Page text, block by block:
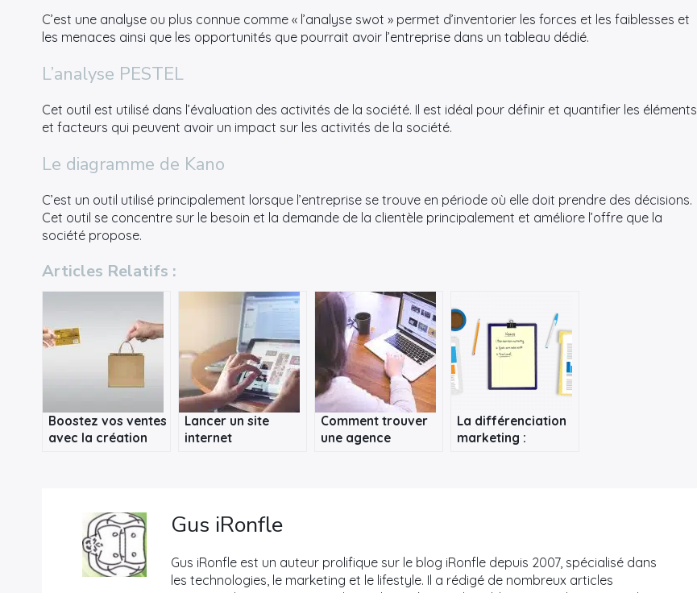
C’est une analyse ou plus connue comme « l’analyse swot » permet d’inventorier les forces et les faiblesses et
les menaces ainsi que les opportunités que pourrait avoir l’entreprise dans un tableau dédié.
L’analyse PESTEL
Cet outil est utilisé dans l’évaluation des activités de la société. Il est idéal pour définir et quantifier les éléments
et facteurs qui peuvent avoir un impact sur les activités de la société.
Le diagramme de Kano
C’est un outil utilisé principalement lorsque l’entreprise se trouve en période où elle doit prendre des décisions.
Cet outil se concentre sur le besoin et la demande de la clientèle principalement et améliore l’offre que la
société propose.
Articles Relatifs :
Boostez vos ventes
avec la création
Lancer un site
internet
Comment trouver
une agence
La différenciation
marketing :
Gus iRonfle
Gus iRonfle est un auteur prolifique sur le blog iRonfle depuis 2007, spécialisé dans
les technologies, le marketing et le lifestyle. Il a rédigé de nombreux articles